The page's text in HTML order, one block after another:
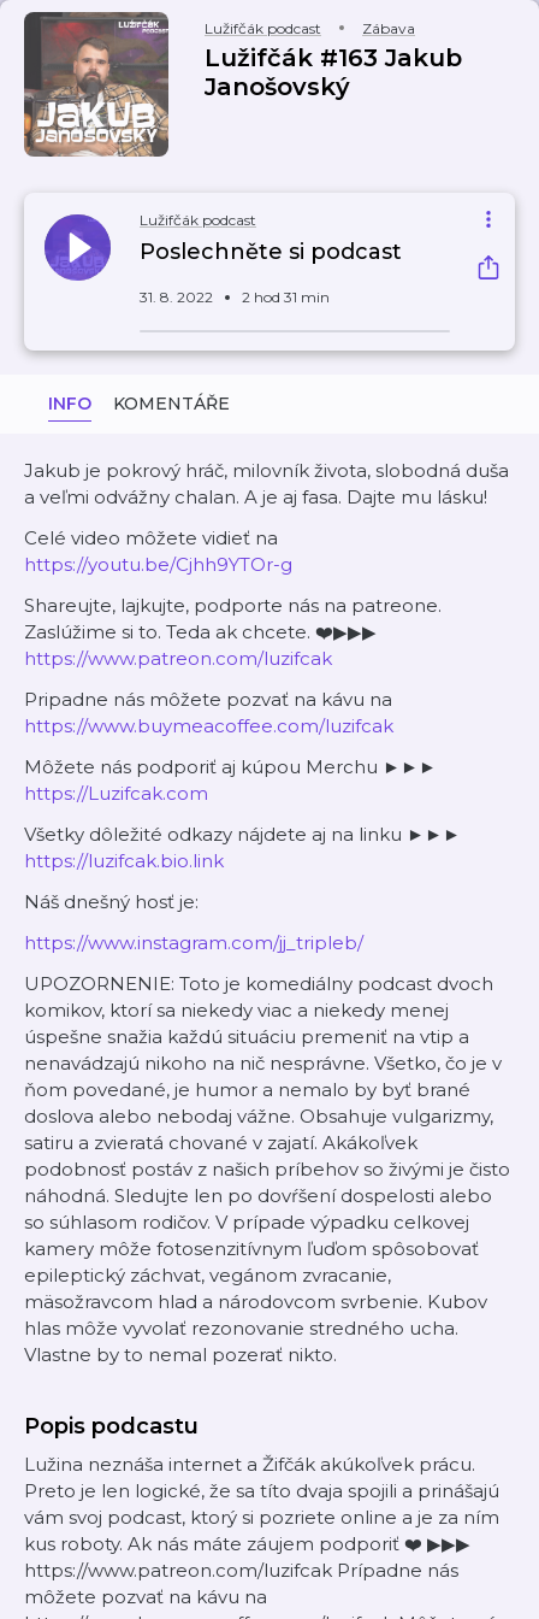
Lužifčák podcast Zábava
Lužifčák #163 Jakub
Janošovský
Lužifčák podcast
Poslechněte si podcast
31. 8. 2022 2 hod 31 min
INFO KOMENTÁŘE
Jakub je pokrový hráč, milovník života, slobodná duša
a veľmi odvážny chalan. A je aj fasa. Dajte mu lásku!
Celé video môžete vidieť na
https://youtu.be/Cjhh9YTOr-g
Shareujte, lajkujte, podporte nás na patreone.
Zaslúžime si to. Teda ak chcete. ❤️▶▶▶
https://www.patreon.com/luzifcak
Pripadne nás môžete pozvať na kávu na
https://www.buymeacoffee.com/luzifcak
Môžete nás podporiť aj kúpou Merchu ►►►
https://Luzifcak.com
Všetky dôležité odkazy nájdete aj na linku ►►►
https://luzifcak.bio.link
Náš dnešný hosť je:
https://www.instagram.com/jj_tripleb/
UPOZORNENIE: Toto je komediálny podcast dvoch
komikov, ktorí sa niekedy viac a niekedy menej
úspešne snažia každú situáciu premeniť na vtip a
nenavádzajú nikoho na nič nesprávne. Všetko, čo je v
ňom povedané, je humor a nemalo by byť brané
doslova alebo nebodaj vážne. Obsahuje vulgarizmy,
satiru a zvieratá chované v zajatí. Akákoľvek
podobnosť postáv z našich príbehov so živými je čisto
náhodná. Sledujte len po dovŕšení dospelosti alebo
so súhlasom rodičov. V prípade výpadku celkovej
kamery môže fotosenzitívnym ľuďom spôsobovať
epileptický záchvat, vegánom zvracanie,
mäsožravcom hlad a národovcom svrbenie. Kubov
hlas môže vyvolať rezonovanie stredného ucha.
Vlastne by to nemal pozerať nikto.
Popis podcastu
Lužina neznáša internet a Žifčák akúkoľvek prácu.
Preto je len logické, že sa títo dvaja spojili a prinášajú
vám svoj podcast, ktorý si pozriete online a je za ním
kus roboty. Ak nás máte záujem podporiť ❤️ ▶▶▶
https://www.patreon.com/luzifcak Prípadne nás
môžete pozvať na kávu na